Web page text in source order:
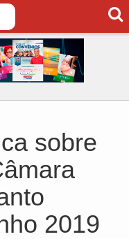
sobre
2019